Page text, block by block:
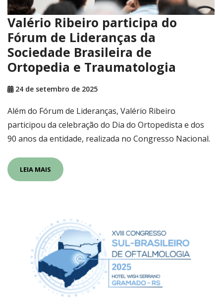
Valério Ribeiro participa do
Fórum de Lideranças da
Sociedade Brasileira de
Ortopedia e Traumatologia
24 de setembro de 2025
Além do Fórum de Lideranças, Valério Ribeiro
participou da celebração do Dia do Ortopedista e dos
90 anos da entidade, realizada no Congresso Nacional.
LEIA MAIS